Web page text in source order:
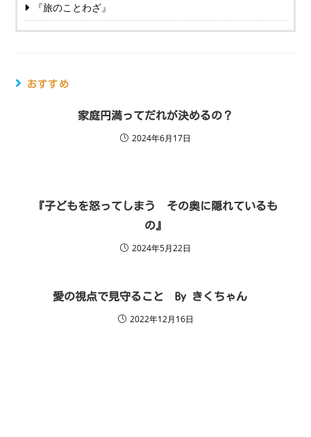
『旅のことわざ』
おすすめ
家庭円満ってだれが決めるの？
2024年6月17日
『子どもを怒ってしまう その奥に隠れているも
の』
2024年5月22日
愛の視点で見守ること By きくちゃん
2022年12月16日